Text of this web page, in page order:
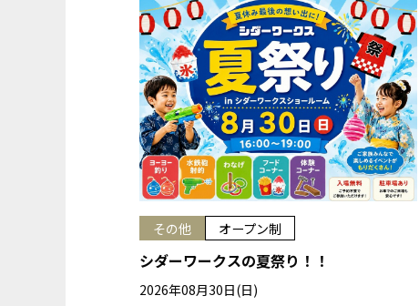
その他 オープン制
シダーワークスの夏祭り！！
2026年08月30日(日)